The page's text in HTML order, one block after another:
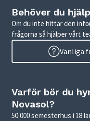
Behöver du
Om du inte hittar den
frågorna så hjälper vårt
Vanliga
Varför bör du
Novasol?
50 000 semesterhus i 18